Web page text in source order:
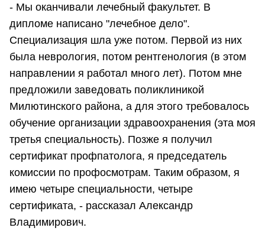
- Мы оканчивали лечебный факультет. В
дипломе написано "лечебное дело".
Специализация шла уже потом. Первой из них
была неврология, потом рентгенология (в этом
направлении я работал много лет). Потом мне
предложили заведовать поликлиникой
Милютинского района, а для этого требовалось
обучение организации здравоохранения (эта моя
третья специальность). Позже я получил
сертификат профпатолога, я председатель
комиссии по профосмотрам. Таким образом, я
имею четыре специальности, четыре
сертификата, - рассказал Александр
Владимирович.